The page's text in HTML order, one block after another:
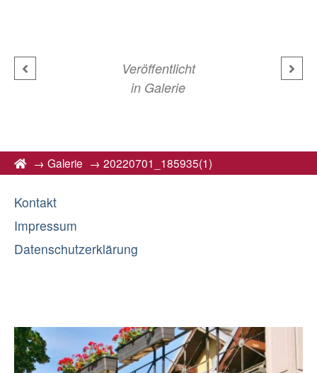
Veröffentlicht
in Galerie
→ Galerie → 20220701_185935(1)
Kontakt
Impressum
Datenschutzerklärung